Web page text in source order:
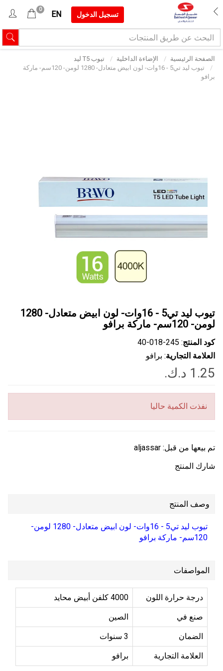
تسجيل الدخول EN
0
الصفحة الرئيسية الإضاءة الداخلية
تيوب T5 ليد
تيوب ليد تي5 - 16وات- لون ابيض متعادل- 1280 لومن- 120سم- ماركة
برافو
تيوب ليد تي5 - 16وات- لون ابيض متعادل- 1280
لومن- 120سم- ماركة برافو
كود المنتج: ‎40-018-245
العلامة التجارية: برافو
نفذت الكمية حاليا
تم بيعها من قبل: aljassar
شارك المنتج
وصف المنتج
تيوب ليد تي5 - 16وات- لون ابيض متعادل- 1280 لومن-
120سم- ماركة برافو
المواصفات
درجة حرارة اللون 4000 كلفن أبيض محايد
صنع في الصين
الضمان 3 سنوات
العلامة التجارية برافو